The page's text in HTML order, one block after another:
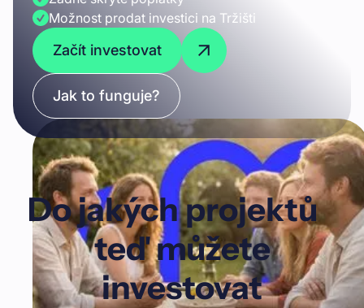
Možnost prodat investici na Tržišti
Začít investovat
Jak to funguje?
Do jakých projektů
teď můžete
investovat